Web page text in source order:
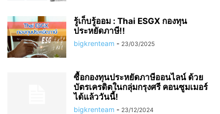
รู้เก็บรู้ออม : Thai ESGX กองทุน
ประหยัดภาษี!!
bigkrenteam - 23/03/2025
ซื้อกองทุนประหยัดภาษีออนไลน์ ด้วย
บัตรเครดิตในกลุ่มกรุงศรี คอนซูมเมอร์
ได้แล้ววันนี้!
bigkrenteam - 23/12/2024